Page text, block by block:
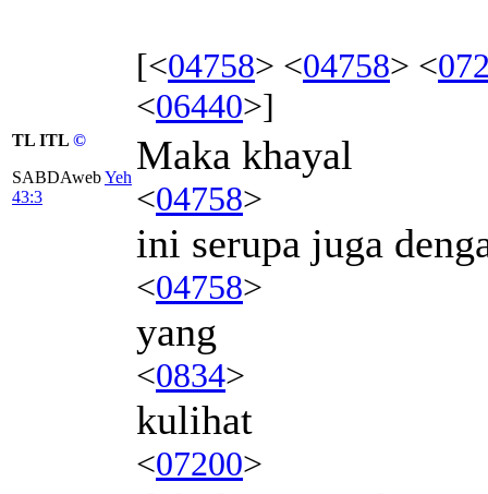
[<04758> <04758> <
<06440>]
TL ITL ©
SABDAwebYeh
43:3
Maka khayal
<04758>
ini serupa juga
<04758>
yang
<0834>
kulihat
<07200>